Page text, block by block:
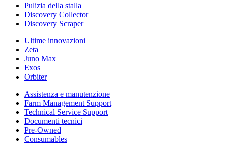
Pulizia della stalla
Discovery Collector
Discovery Scraper
Ultime innovazioni
Zeta
Juno Max
Exos
Orbiter
Assistenza e manutenzione
Farm Management Support
Technical Service Support
Documenti tecnici
Pre-Owned
Consumables